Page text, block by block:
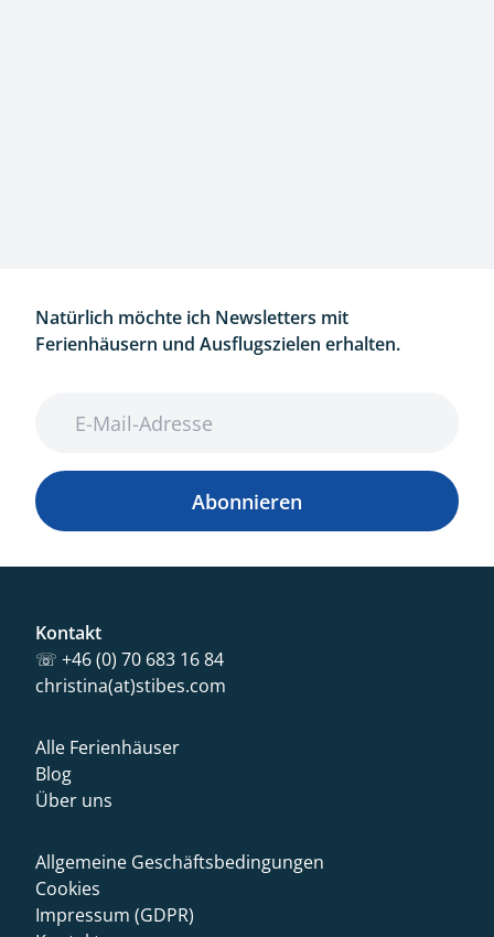
Natürlich möchte ich Newsletters mit
Ferienhäusern und Ausflugszielen erhalten.
Abonnieren
Kontakt
☏ +46 (0) 70 683 16 84
christina(at)stibes.com
Alle Ferienhäuser
Blog
Über uns
Allgemeine Geschäftsbedingungen
Cookies
Impressum (GDPR)